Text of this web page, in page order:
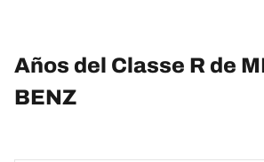
Años del Classe R de
BENZ